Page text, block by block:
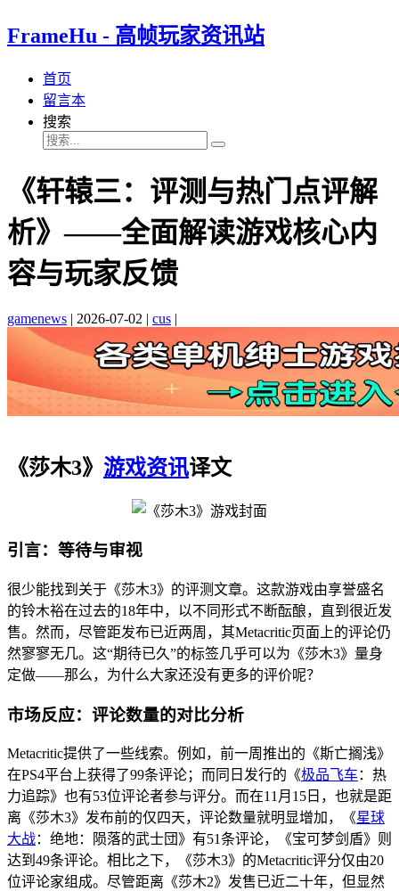
FrameHu - 高帧玩家资讯站
首页
留言本
搜索
《轩辕三：评测与热门点评解
析》——全面解读游戏核心内
容与玩家反馈
gamenews | 2026-07-02 | cus |
《莎木3》 游戏资讯译文
引言：等待与审视
很少能找到关于《莎木3》的评测文章。这款游戏由享誉盛名
的铃木裕在过去的18年中，以不同形式不断酝酿，直到很近发
售。然而，尽管距发布已近两周，其Metacritic页面上的评论仍
然寥寥无几。这“期待已久”的标签几乎可以为《莎木3》量身
定做——那么，为什么大家还没有更多的评价呢？
市场反应：评论数量的对比分析
Metacritic提供了一些线索。例如，前一周推出的《斯亡搁浅》
在PS4平台上获得了99条评论；而同日发行的《极品飞车 ：热
力追踪》也有53位评论者参与评分。而在11月15日，也就是距
离《莎木3》发布前的仅四天，评论数量就明显增加，《星球
大战：绝地：陨落的武士団》有51条评论，《宝可梦剑盾》则
达到49条评论。相比之下，《莎木3》的Metacritic评分仅由20
位评论家组成。尽管距离《莎木2》发售已近二十年，但显然